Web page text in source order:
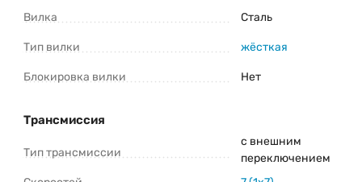
Вилка Сталь
Тип вилки жёсткая
Блокировка вилки Нет
Трансмиссия
Тип трансмиссии
с внешним
переключением